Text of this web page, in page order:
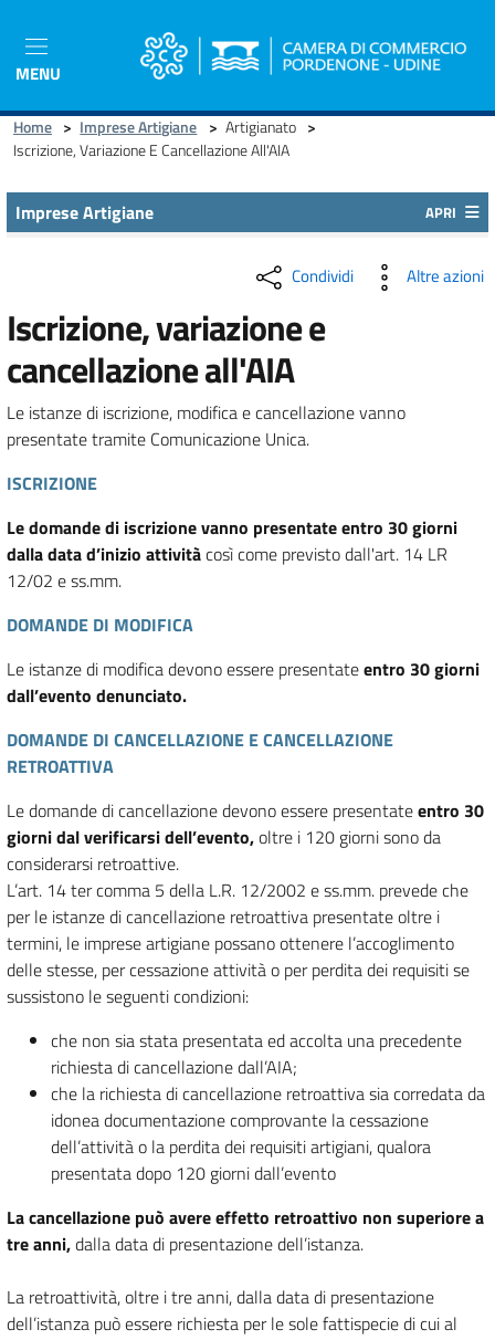
contenuto
MENU
Home > Imprese Artigiane > Artigianato >
Iscrizione, Variazione E Cancellazione All'AIA
Imprese Artigiane APRI
Condividi Altre azioni
Iscrizione, variazione e
cancellazione all'AIA
Le istanze di iscrizione, modifica e cancellazione vanno
presentate tramite Comunicazione Unica.
ISCRIZIONE
Le domande di iscrizione vanno presentate entro 30 giorni
dalla data d’inizio attivitàcosì come previsto dall'art. 14 LR
12/02 e ss.mm.
DOMANDE DI MODIFICA
Le istanze di modifica devono essere presentateentro 30 giorni
dall’evento denunciato.
DOMANDE DI CANCELLAZIONE E CANCELLAZIONE
RETROATTIVA
Le domande di cancellazione devono essere presentateentro 30
giorni dal verificarsi dell’evento,oltre i 120 giorni sono da
considerarsi retroattive.
L’art. 14 ter comma 5 della L.R. 12/2002 e ss.mm. prevede che
per le istanze di cancellazione retroattiva presentate oltre i
termini, le imprese artigiane possano ottenere l’accoglimento
delle stesse, per cessazione attività o per perdita dei requisiti se
sussistono le seguenti condizioni:
che non sia stata presentata ed accolta una precedente
richiesta di cancellazione dall’AIA;
che la richiesta di cancellazione retroattiva sia corredata da
idonea documentazione comprovante la cessazione
dell’attività o la perdita dei requisiti artigiani, qualora
presentata dopo 120 giorni dall’evento
La cancellazione può avere effetto retroattivo non superiore a
tre anni,dalla data di presentazione dell’istanza.
La retroattività, oltre i tre anni, dalla data di presentazione
dell’istanza può essere richiesta per le sole fattispecie di cui al